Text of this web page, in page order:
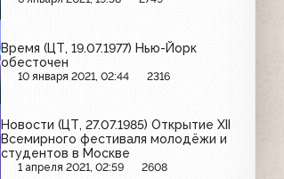
Время (ЦТ, 19.07.1977) Нью-Йорк
обесточен
10 января 2021, 02:44 2316
Новости (ЦТ, 27.07.1985) Открытие XII
Всемирного фестиваля молодёжи и
студентов в Москве
1 апреля 2021, 02:59 2608